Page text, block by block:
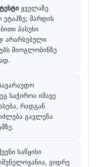
ყველაზე
შარდის
პასუხი
არარსებული
მიოგლობინზე
საჭიროა იმავე
რადგან
გავლენა
საწყისი
ვიდრე